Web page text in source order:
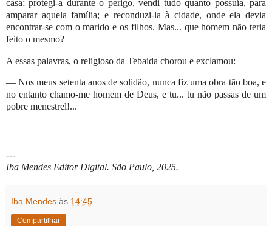
casa; protegi-a durante o perigo, vendi tudo quanto possuía, para
amparar aquela família; e reconduzi-la à cidade, onde ela devia
encontrar-se com o marido e os filhos. Mas... que homem não teria
feito o mesmo?
A essas palavras, o religioso da Tebaida chorou e exclamou:
— Nos meus setenta anos de solidão, nunca fiz uma obra tão boa, e
no entanto chamo-me homem de Deus, e tu... tu não passas de um
pobre menestrel!...
---
Iba Mendes Editor Digital. São Paulo, 2025.
Iba Mendes às 14:45
Compartilhar